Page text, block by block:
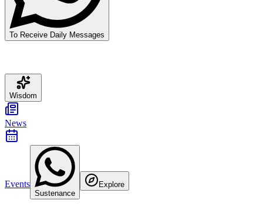
To Receive Daily Messages
Wisdom
News
Events
Sustenance
Explore